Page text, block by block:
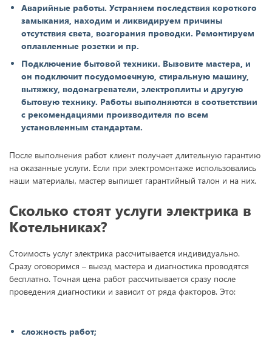
Аварийные работы. Устраняем последствия короткого
замыкания, находим и ликвидируем причины
отсутствия света, возгорания проводки. Ремонтируем
оплавленные розетки и пр.
Подключение бытовой техники. Вызовите мастера, и
он подключит посудомоечную, стиральную машину,
вытяжку, водонагреватели, электроплиты и другую
бытовую технику. Работы выполняются в соответствии
с рекомендациями производителя по всем
установленным стандартам.
После выполнения работ клиент получает длительную гарантию
на оказанные услуги. Если при электромонтаже использовались
наши материалы, мастер выпишет гарантийный талон и на них.
Сколько стоят услуги электрика в
Котельниках?
Стоимость услуг электрика рассчитывается индивидуально.
Сразу оговоримся – выезд мастера и диагностика проводятся
бесплатно. Точная цена работ рассчитывается сразу после
проведения диагностики и зависит от ряда факторов. Это:
сложность работ;